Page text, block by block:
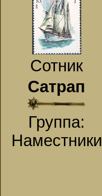
Сотник
Сатрап
Группа:
Наместники